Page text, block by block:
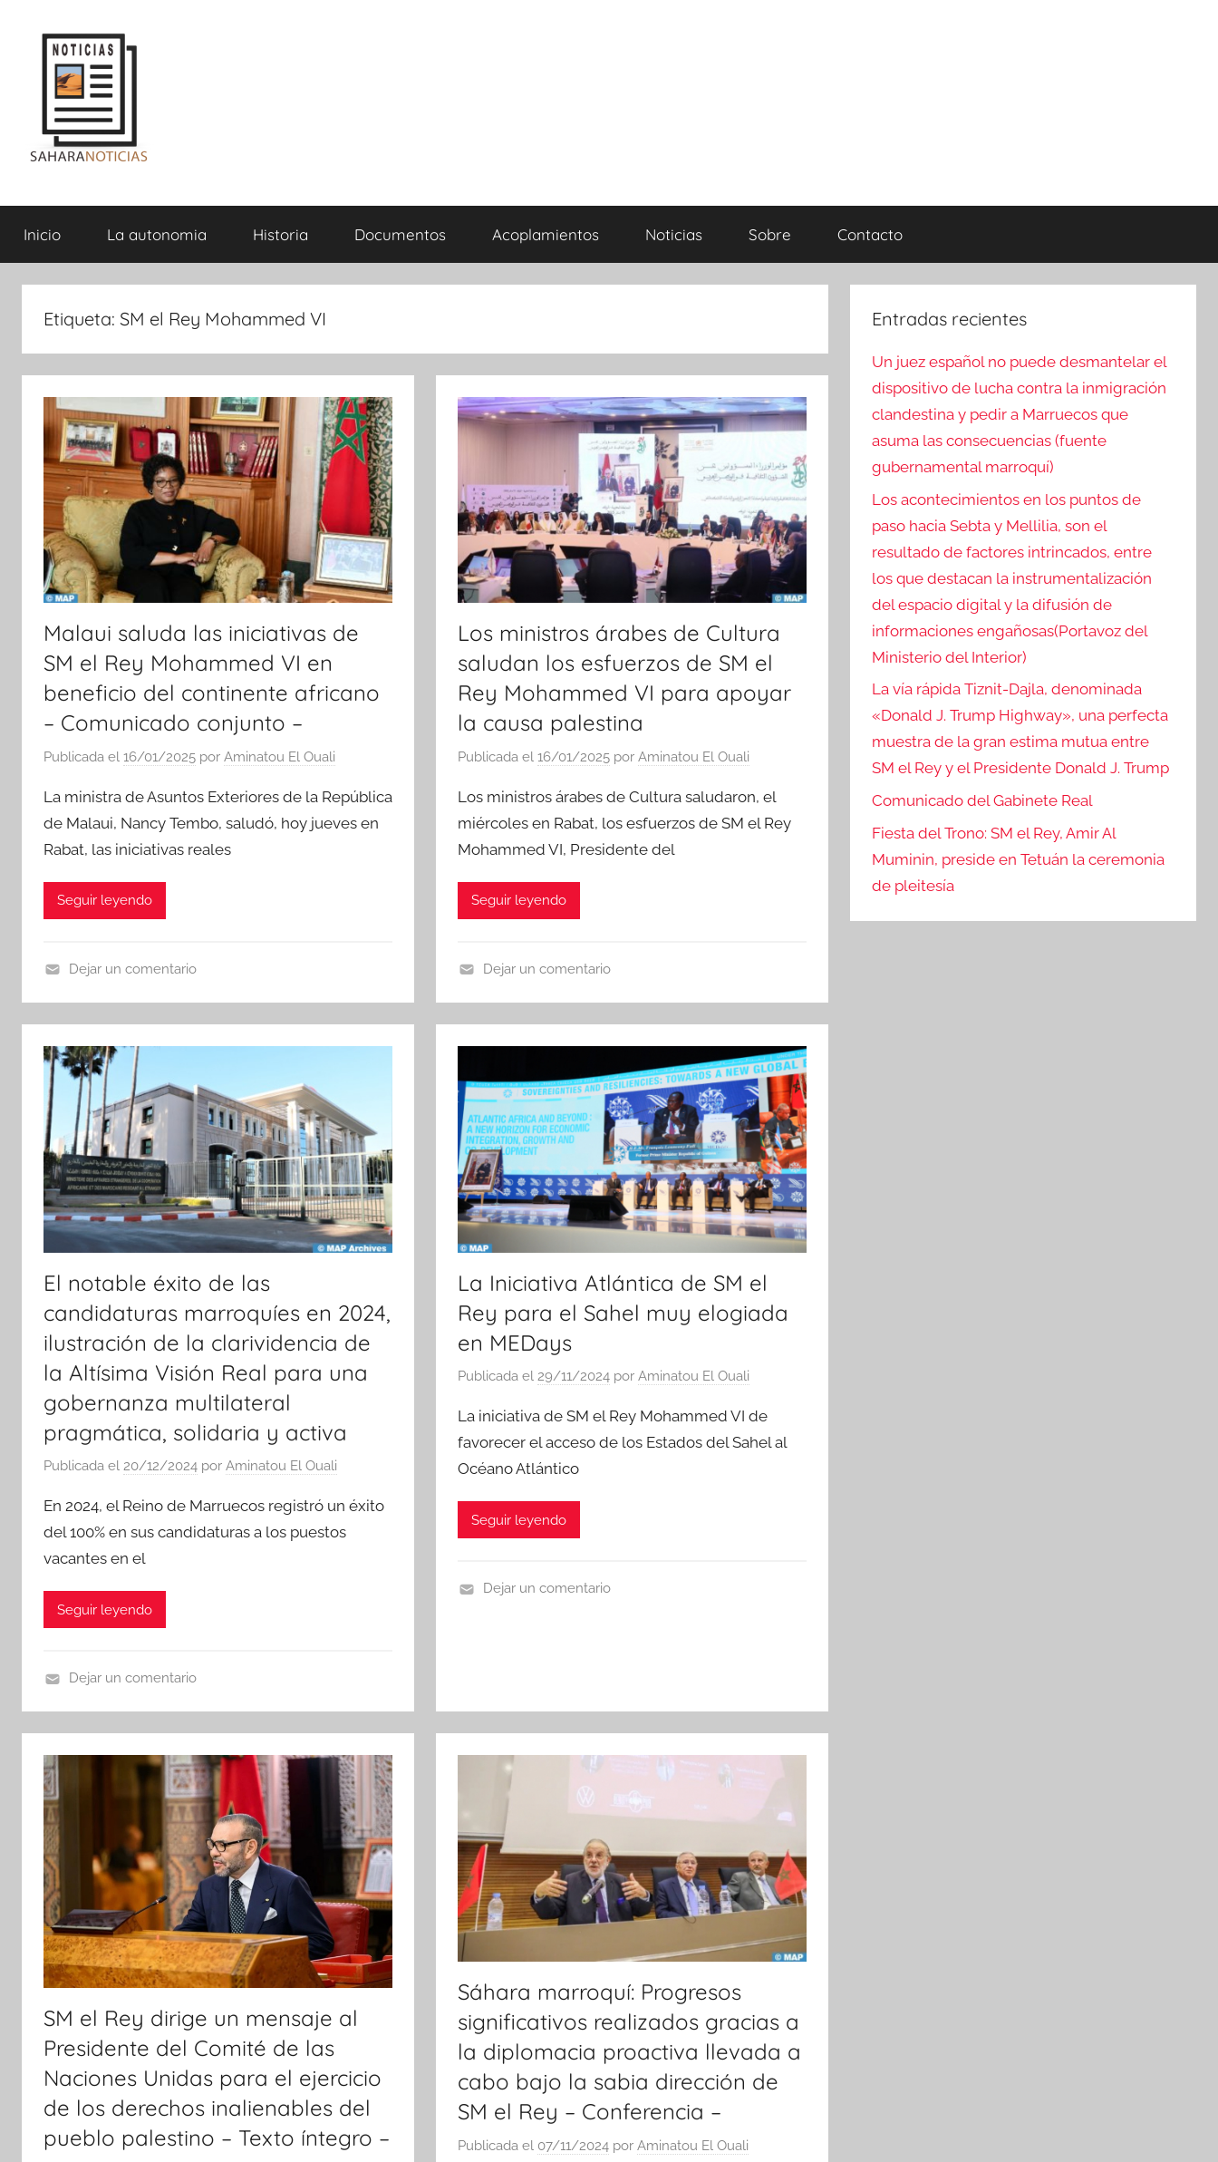
contenido
Sahara
Noticias
Inicio La autonomia Historia Documentos Acoplamientos Noticias Sobre Contacto
Etiqueta: SM el Rey Mohammed VI
Malaui saluda las iniciativas de
SM el Rey Mohammed VI en
beneficio del continente africano
– Comunicado conjunto –
Publicada el 16/01/2025 por Aminatou El Ouali
La ministra de Asuntos Exteriores de la República
de Malaui, Nancy Tembo, saludó, hoy jueves en
Rabat, las iniciativas reales
Seguir leyendo
i
c
a
s
Dejar un comentario
Los ministros árabes de Cultura
saludan los esfuerzos de SM el
Rey Mohammed VI para apoyar
la causa palestina
Publicada el16/01/2025 porAminatou El Ouali
Los ministros árabes de Cultura saludaron, el
miércoles en Rabat, los esfuerzos de SM el Rey
Mohammed VI, Presidente del
Seguir leyendo
c
a
s
Dejar un comentario
El notable éxito de las
candidaturas marroquíes en 2024,
ilustración de la clarividencia de
la Altísima Visión Real para una
gobernanza multilateral
pragmática, solidaria y activa
Publicada el 20/12/2024 por Aminatou El Ouali
En 2024, el Reino de Marruecos registró un éxito
del 100% en sus candidaturas a los puestos
vacantes en el
Seguir leyendo
i
c
a
s
Dejar un comentario
La Iniciativa Atlántica de SM el
Rey para el Sahel muy elogiada
en MEDays
Publicada el29/11/2024 porAminatou El Ouali
La iniciativa de SM el Rey Mohammed VI de
favorecer el acceso de los Estados del Sahel al
Océano Atlántico
Seguir leyendo
i
a
Dejar un comentario
SM el Rey dirige un mensaje al
Presidente del Comité de las
Naciones Unidas para el ejercicio
de los derechos inalienables del
pueblo palestino – Texto íntegro –
Sáhara marroquí: Progresos
significativos realizados gracias a
la diplomacia proactiva llevada a
cabo bajo la sabia dirección de
SM el Rey – Conferencia –
Publicada el 07/11/2024 porAminatou El Ouali
Entradas recientes
Un juez español no puede desmantelar el
dispositivo de lucha contra la inmigración
clandestina y pedir a Marruecos que
asuma las consecuencias (fuente
gubernamental marroquí)
Los acontecimientos en los puntos de
paso hacia Sebta y Mellilia, son el
resultado de factores intrincados, entre
los que destacan la instrumentalización
del espacio digital y la difusión de
informaciones engañosas(Portavoz del
Ministerio del Interior)
La vía rápida Tiznit-Dajla, denominada
«Donald J. Trump Highway», una perfecta
muestra de la gran estima mutua entre
SM el Rey y el Presidente Donald J. Trump
Comunicado del Gabinete Real
Fiesta del Trono: SM el Rey, Amir Al
Muminin, preside en Tetuán la ceremonia
de pleitesía